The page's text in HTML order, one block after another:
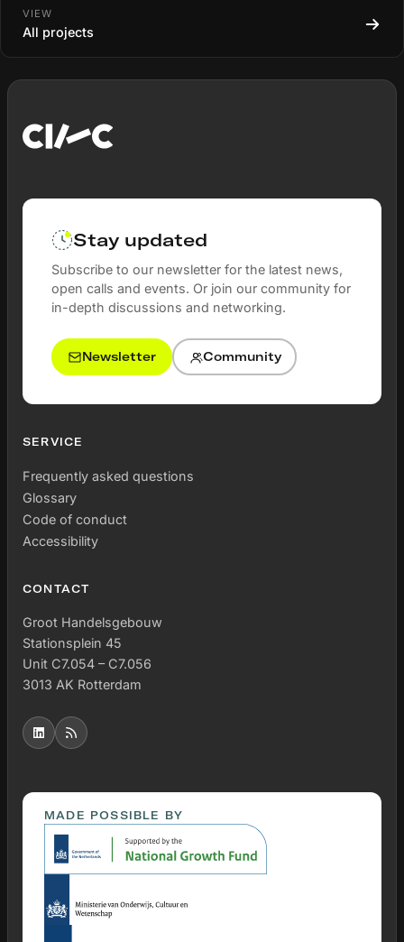
projecten. Het project van Hogeschool Inholland (met
o.a. het Nationaal Archief en de Koninklijke Bibliotheek)
verantwoorde wijze cinematografische VR-verhalen
hun doorwerking in de huidige samenleving?
VIEW
All projects
Stay updated
Subscribe to our newsletter for the latest news,
open calls and events. Or join our community for
in-depth discussions and networking.
Newsletter Community
SERVICE
Frequently asked questions
Glossary
Code of conduct
Accessibility
CONTACT
Groot Handelsgebouw
Stationsplein 45
Unit C7.054 – C7.056
3013 AK Rotterdam
MADE POSSIBLE BY